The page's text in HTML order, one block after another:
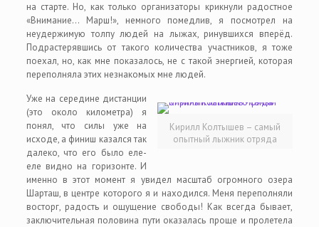
на старте. Но, как только организаторы крикнули радостное
«Внимание… Марш!», немного помедлив, я посмотрел на
неудержимую толпу людей на лыжах, ринувшихся вперёд.
Подрастерявшись от такого количества участников, я тоже
поехал, но, как мне показалось, не с такой энергией, которая
переполняла этих незнакомых мне людей.
Кирилл Колтышев – самый
опытный лыжник отряда
Уже на середине дистанции
(это около километра) я
понял, что силы уже на
исходе, а финиш казался так
далеко, что его было еле-
еле видно на горизонте. И
именно в этот момент я увидел масштаб огромного озера
Шарташ, в центре которого я и находился. Меня переполняли
восторг, радость и ощущение свободы! Как всегда бывает,
заключительная половина пути оказалась проще и пролетела